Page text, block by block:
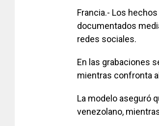
Francia.- Los
documentados
redes sociales.
En las grabaciones
mientras confronta
La modelo aseguró
venezolano,